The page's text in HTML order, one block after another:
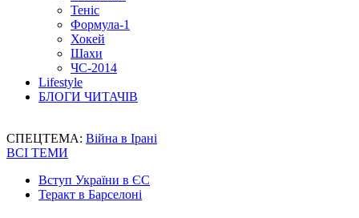
Теніс
Формула-1
Хокей
Шахи
ЧС-2014
Lifestyle
БЛОГИ ЧИТАЧІВ
СПЕЦТЕМА: Війна в Ірані
ВСІ ТЕМИ
Вступ України в ЄС
Теракт в Барселоні